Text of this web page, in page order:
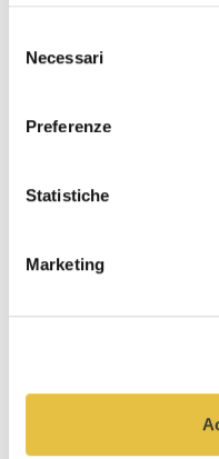
delNecessari
Preferenze
Statistiche
Marketing
direttamente dal mio
Marco G.